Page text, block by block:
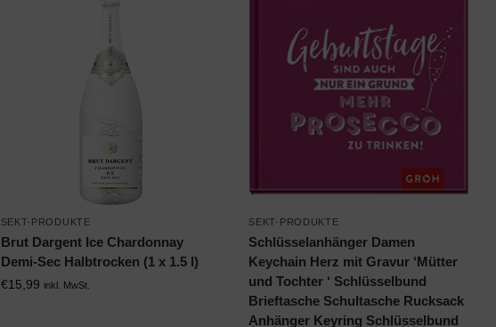
SEKT-PRODUKTE
Brut Dargent Ice Chardonnay
Demi-Sec Halbtrocken (1 x 1.5 l)
€15,99 inkl. MwSt.
SEKT-PRODUKTE
Schlüsselanhänger Damen
Keychain Herz mit Gravur ‘Mütter
und Tochter ‘ Schlüsselbund
Brieftasche Schultasche Rucksack
Anhänger Keyring Schlüsselbund